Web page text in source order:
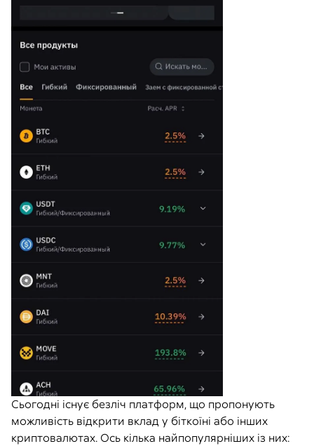
Сьогодні існує безліч платформ, що пропонують
можливість відкрити вклад у біткоїні або інших
криптовалютах. Ось кілька найпопулярніших із них: